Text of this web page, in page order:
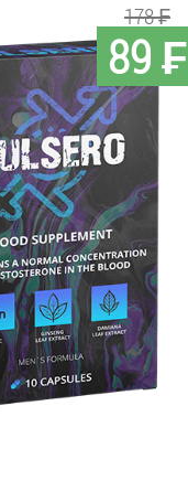
89 ₣
178 ₣